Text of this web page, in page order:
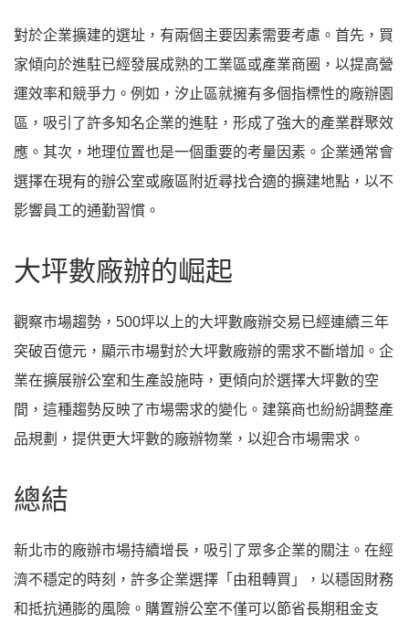
對於企業擴建的選址，有兩個主要因素需要考慮。首先，買
家傾向於進駐已經發展成熟的工業區或產業商圈，以提高營
運效率和競爭力。例如，汐止區就擁有多個指標性的廠辦園
區，吸引了許多知名企業的進駐，形成了強大的產業群聚效
應。其次，地理位置也是一個重要的考量因素。企業通常會
選擇在現有的辦公室或廠區附近尋找合適的擴建地點，以不
影響員工的通勤習慣。
大坪數廠辦的崛起
觀察市場趨勢，500坪以上的大坪數廠辦交易已經連續三年
突破百億元，顯示市場對於大坪數廠辦的需求不斷增加。企
業在擴展辦公室和生產設施時，更傾向於選擇大坪數的空
間，這種趨勢反映了市場需求的變化。建築商也紛紛調整產
品規劃，提供更大坪數的廠辦物業，以迎合市場需求。
總結
新北市的廠辦市場持續增長，吸引了眾多企業的關注。在經
濟不穩定的時刻，許多企業選擇「由租轉買」，以穩固財務
和抵抗通膨的風險。購置辦公室不僅可以節省長期租金支